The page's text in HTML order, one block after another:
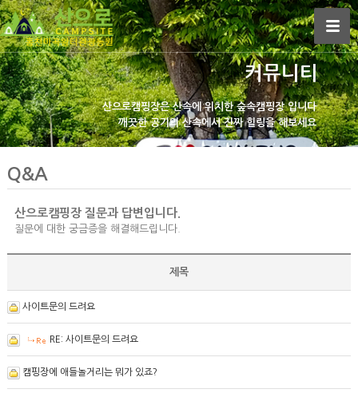
커뮤니티
산으로캠핑장은산속에 위치한 숲속캠핑장 입니다
깨끗한 공기의 산속에서진짜 힐링을 해보세요
Q&A
산으로캠핑장 질문과 답변입니다.
질문에 대한 궁금증을 해결해드립니다.
제목
사이트문의 드려요
RE: 사이트문의 드려요
캠핑장에 애들놀거리는 뭐가 있죠?